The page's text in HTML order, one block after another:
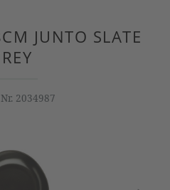
JUNTO SLATE
2034987